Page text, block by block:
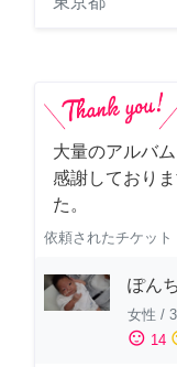
大量のアルバ
感謝しており
た。
依頼されたチケット
ぽん
女性 /
sentiment_satisfied 14